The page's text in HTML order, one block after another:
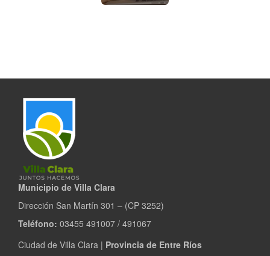
Municipio de Villa Clara
Dirección San Martín 301 – (CP 3252)
Teléfono: 03455 491007 / 491067
Ciudad de Villa Clara | Provincia de Entre Ríos